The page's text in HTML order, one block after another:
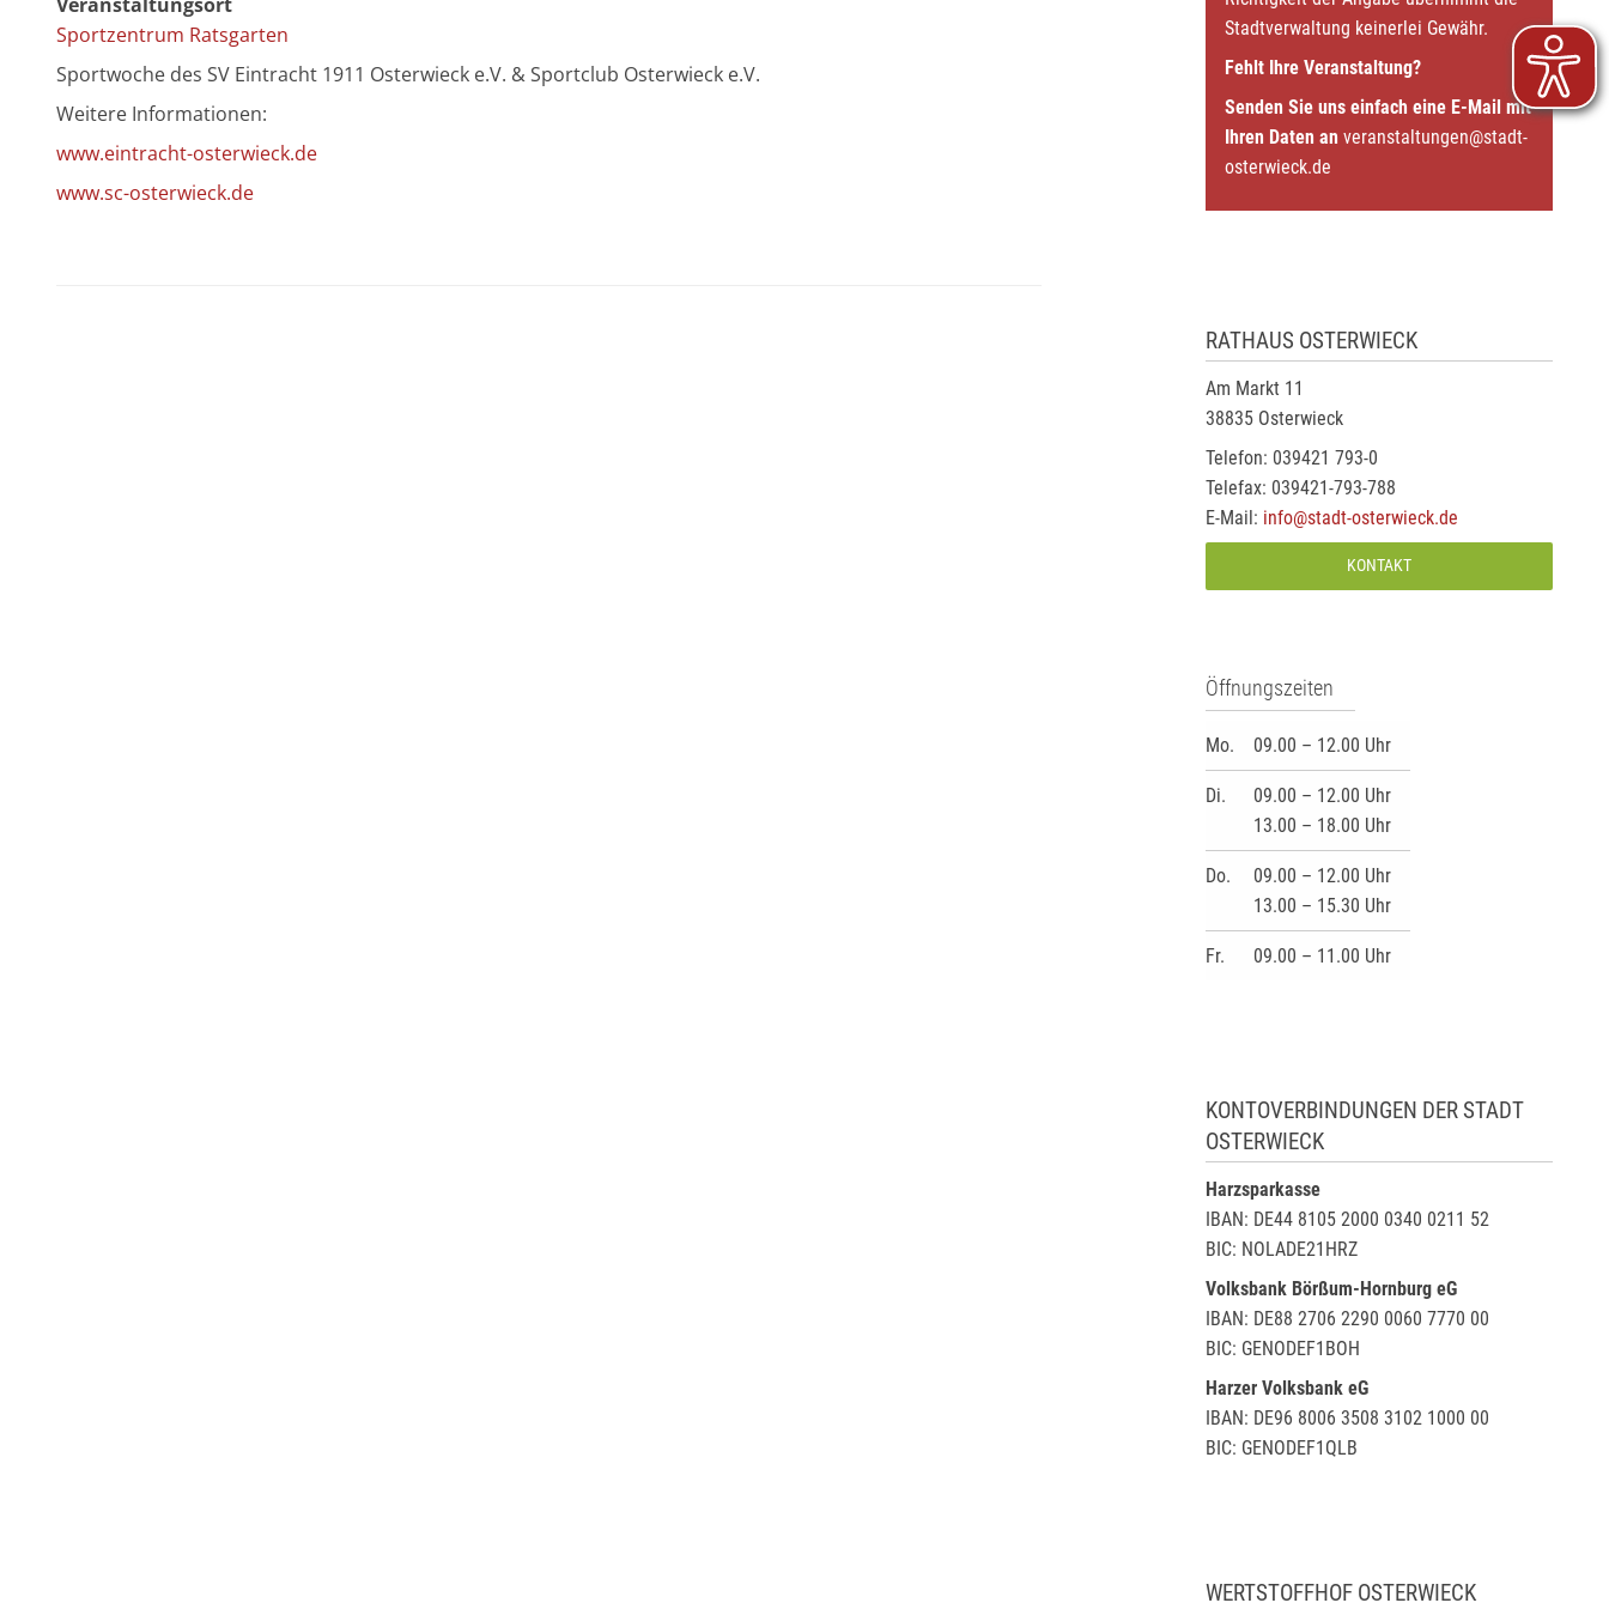
Sportzentrum Ratsgarten
Sportwoche des SV Eintracht 1911 Osterwieck e.V. & Sportclub Osterwieck e.V.
Weitere Informationen:
www.eintracht-osterwieck.de
www.sc-osterwieck.de
Stadtverwaltung keinerlei Gewähr.
Fehlt Ihre Veranstaltung?
Senden Sie uns einfach eine E-Mail mit
Ihren Daten an veranstaltungen@stadt-
osterwieck.de
RATHAUS OSTERWIECK
Am Markt 11
38835 Osterwieck
Telefon: 039421 793-0
Telefax: 039421-793-788
E-Mail: info@stadt-osterwieck.de
KONTAKT
Öffnungszeiten
Mo. 09.00 – 12.00 Uhr
Di.
09.00 – 12.00 Uhr
13.00 – 18.00 Uhr
Do.
09.00 – 12.00 Uhr
13.00 – 15.30 Uhr
Fr. 09.00 – 11.00 Uhr
KONTOVERBINDUNGEN DER STADT
OSTERWIECK
Harzsparkasse
IBAN: DE44 8105 2000 0340 0211 52
BIC: NOLADE21HRZ
Volksbank Börßum-Hornburg eG
IBAN: DE88 2706 2290 0060 7770 00
BIC: GENODEF1BOH
Harzer Volksbank eG
IBAN: DE96 8006 3508 3102 1000 00
BIC: GENODEF1QLB
WERTSTOFFHOF OSTERWIECK